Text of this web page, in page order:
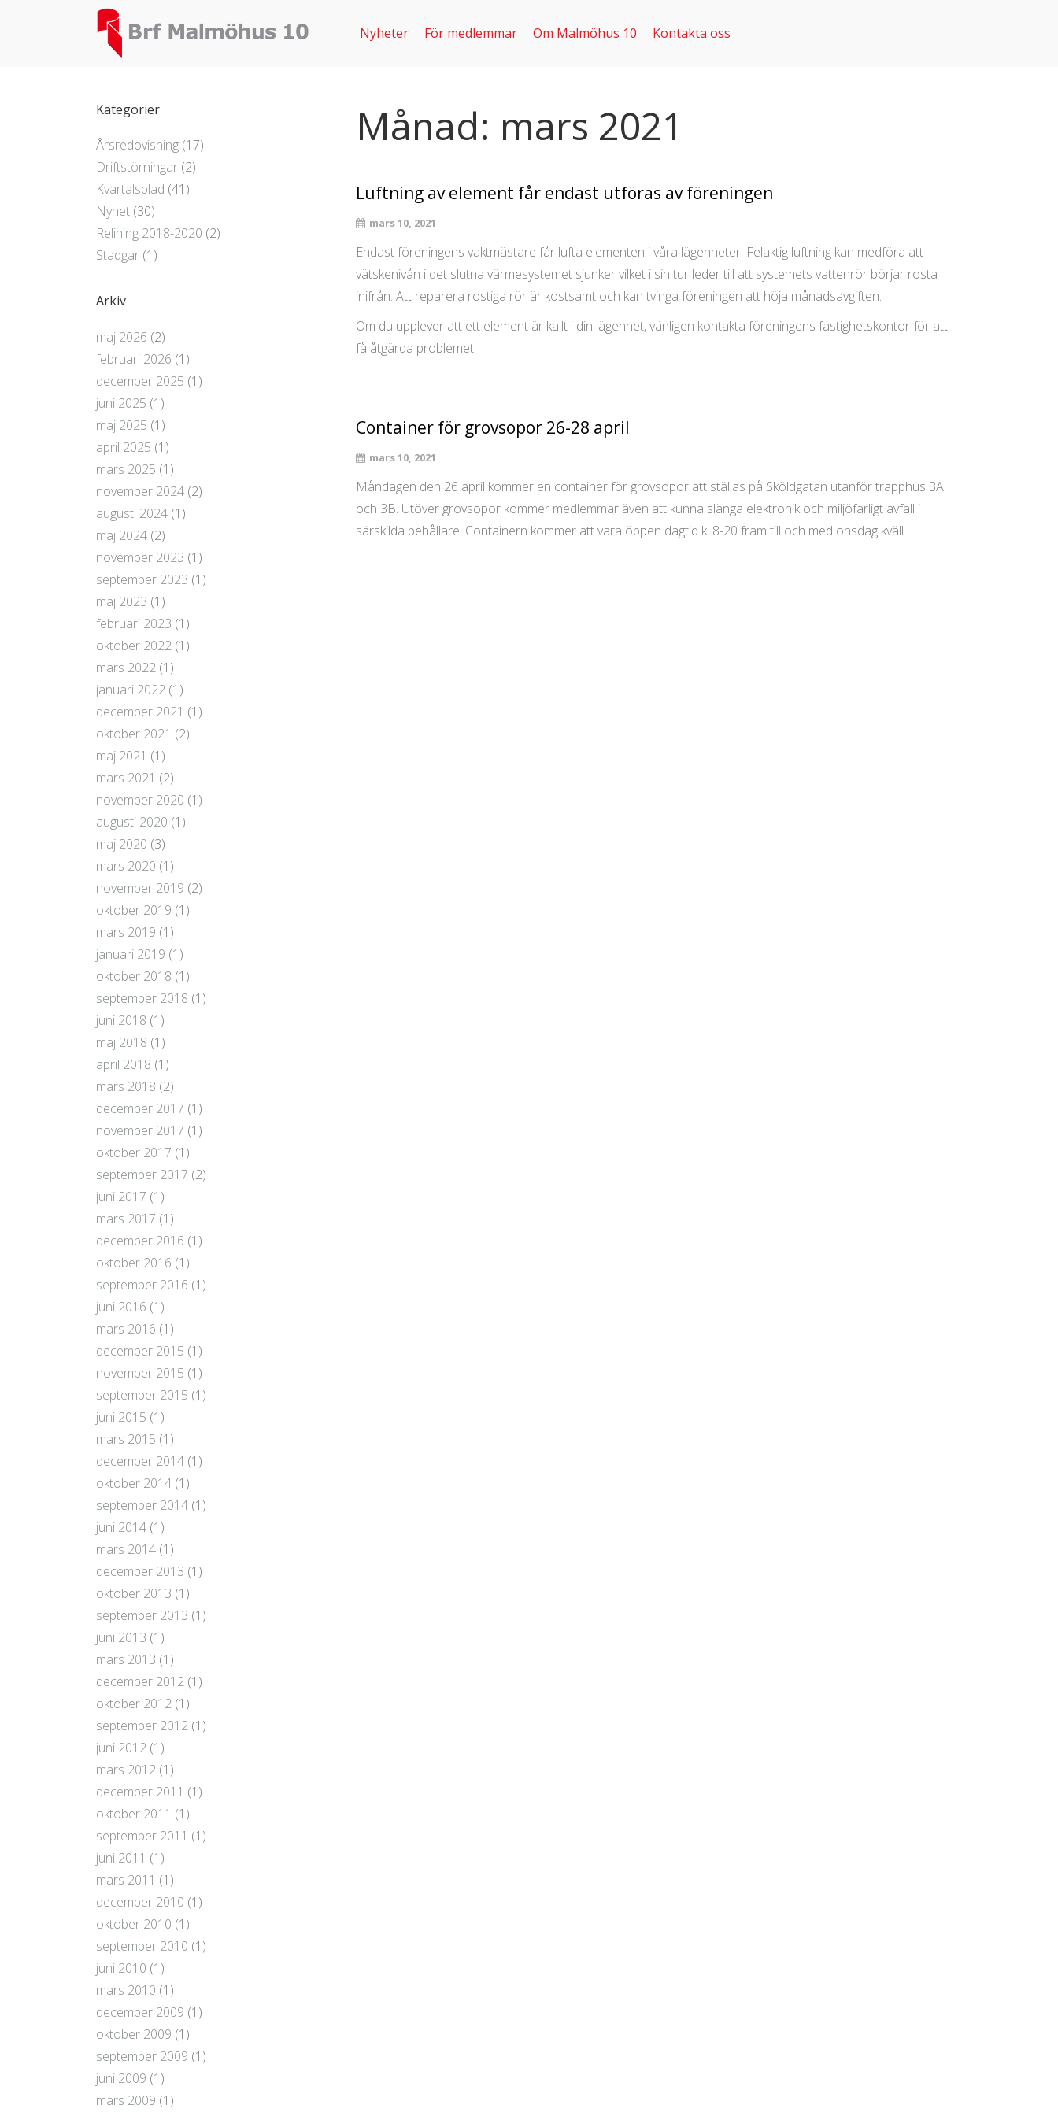
Nyheter För medlemmar Om Malmöhus 10 Kontakta oss
Kategorier
Årsredovisning (17)
Driftstörningar (2)
Kvartalsblad (41)
Nyhet (30)
Relining 2018-2020 (2)
Stadgar (1)
Arkiv
maj 2026 (2)
februari 2026 (1)
december 2025 (1)
juni 2025 (1)
maj 2025 (1)
april 2025 (1)
mars 2025 (1)
november 2024 (2)
augusti 2024 (1)
maj 2024 (2)
november 2023 (1)
september 2023 (1)
maj 2023 (1)
februari 2023 (1)
oktober 2022 (1)
mars 2022 (1)
januari 2022 (1)
december 2021 (1)
oktober 2021 (2)
maj 2021 (1)
mars 2021 (2)
november 2020 (1)
augusti 2020 (1)
maj 2020 (3)
mars 2020 (1)
november 2019 (2)
oktober 2019 (1)
mars 2019 (1)
januari 2019 (1)
oktober 2018 (1)
september 2018 (1)
juni 2018 (1)
maj 2018 (1)
april 2018 (1)
mars 2018 (2)
december 2017 (1)
november 2017 (1)
oktober 2017 (1)
september 2017 (2)
juni 2017 (1)
mars 2017 (1)
december 2016 (1)
oktober 2016 (1)
september 2016 (1)
juni 2016 (1)
mars 2016 (1)
december 2015 (1)
november 2015 (1)
september 2015 (1)
juni 2015 (1)
mars 2015 (1)
december 2014 (1)
oktober 2014 (1)
september 2014 (1)
juni 2014 (1)
mars 2014 (1)
december 2013 (1)
oktober 2013 (1)
september 2013 (1)
juni 2013 (1)
mars 2013 (1)
december 2012 (1)
oktober 2012 (1)
september 2012 (1)
juni 2012 (1)
mars 2012 (1)
december 2011 (1)
oktober 2011 (1)
september 2011 (1)
juni 2011 (1)
mars 2011 (1)
december 2010 (1)
oktober 2010 (1)
september 2010 (1)
juni 2010 (1)
mars 2010 (1)
december 2009 (1)
oktober 2009 (1)
september 2009 (1)
juni 2009 (1)
mars 2009 (1)
Månad: mars 2021
Luftning av element får endast utföras av föreningen
mars 10, 2021
Endast föreningens vaktmästare får lufta elementen i våra lägenheter. Felaktig luftning kan medföra att
vätskenivån i det slutna värmesystemet sjunker vilket i sin tur leder till att systemets vattenrör börjar rosta
inifrån. Att reparera rostiga rör är kostsamt och kan tvinga föreningen att höja månadsavgiften.
Om du upplever att ett element är kallt i din lägenhet, vänligen kontakta föreningens fastighetskontor för att
få åtgärda problemet.
Container för grovsopor 26-28 april
mars 10, 2021
Måndagen den 26 april kommer en container för grovsopor att ställas på Sköldgatan utanför trapphus 3A
och 3B. Utöver grovsopor kommer medlemmar även att kunna slänga elektronik och miljöfarligt avfall i
särskilda behållare. Containern kommer att vara öppen dagtid kl 8-20 fram till och med onsdag kväll.